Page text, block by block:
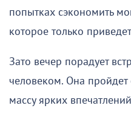
попытках сэкономить
которое только
Зато вечер порадует
человеком. Она пройдет
массу ярких